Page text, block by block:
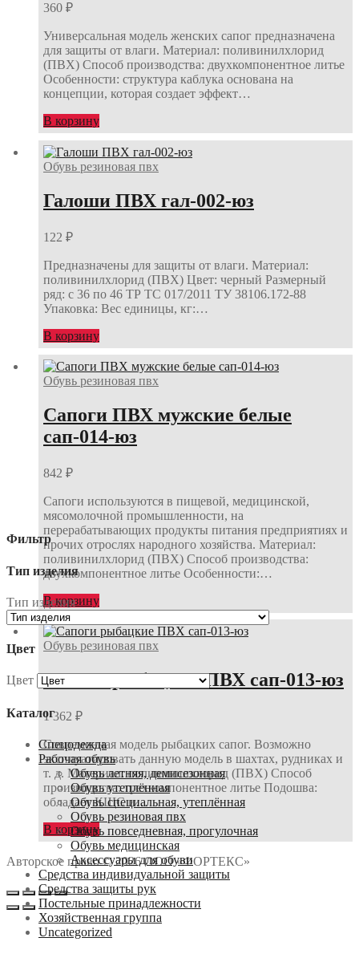
360 ₽
Универсальная модель женских сапог предназначена
для защиты от влаги. Материал: поливинилхлорид
(ПВХ) Способ производства: двухкомпонентное литье
Особенности: структура каблука основана на
концепции, которая создает эффект…
В корзину
Обувь резиновая пвх
Галоши ПВХ гал-002-юз
122 ₽
Предназначены для защиты от влаги. Материал:
поливинилхлорид (ПВХ) Цвет: черный Размерный
ряд: с 36 по 46 ТР ТС 017/2011 ТУ 38106.172-88
Упаковка: Вес единицы, кг:…
В корзину
Обувь резиновая пвх
Сапоги ПВХ мужские белые
сап-014-юз
842 ₽
Сапоги используются в пищевой, медицинской,
мясомолочной промышленности, на
перерабатывающих продукты питания предприятиях и
прочих отрослях народного хозяйства. Материал:
поливинилхлорид (ПВХ) Способ производства:
двухкомпонентное литье Особенности:…
В корзину
Обувь резиновая пвх
Сапоги рыбацкие ПВХ сап-013-юз
1 362 ₽
Современная модель рыбацких сапог. Возможно
эксплуатировать данную модель в шахтах, рудниках и
т. д. Материал: поливинилхлорид (ПВХ) Способ
производства: трехкомпонентное литье Подошва:
обладает КЩС и…
В корзину
Авторское право © 2026 ООО «ФОРТЕКС»
Фильтр
Тип изделия
Тип изделия
Цвет
Цвет
Каталог
Спецодежда
Рабочая обувь
Обувь летняя, демисезонная
Обувь утеплённая
Обувь специальная, утеплённая
Обувь резиновая пвх
Обувь повседневная, прогулочная
Обувь медицинская
Аксессуары для обуви
Средства индивидуальной защиты
Средства защиты рук
Постельные принадлежности
Хозяйственная группа
Uncategorized